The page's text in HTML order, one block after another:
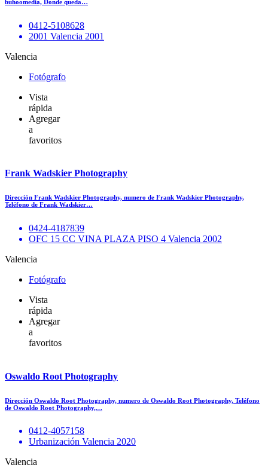
buhoomedia, Donde queda…
0412-5108628
2001 Valencia 2001
Valencia
Fotógrafo
Vista
rápida
Agregar
a
favoritos
Frank Wadskier Photography
Dirección Frank Wadskier Photography, numero de Frank Wadskier Photography,
Teléfono de Frank Wadskier…
0424-4187839
OFC 15 CC VINA PLAZA PISO 4 Valencia 2002
Valencia
Fotógrafo
Vista
rápida
Agregar
a
favoritos
Oswaldo Root Photography
Dirección Oswaldo Root Photography, numero de Oswaldo Root Photography, Teléfono
de Oswaldo Root Photography,…
0412-4057158
Urbanización Valencia 2020
Valencia